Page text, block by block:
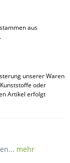
aus
unserer Waren
oder
Artikel erfolgt
mehr